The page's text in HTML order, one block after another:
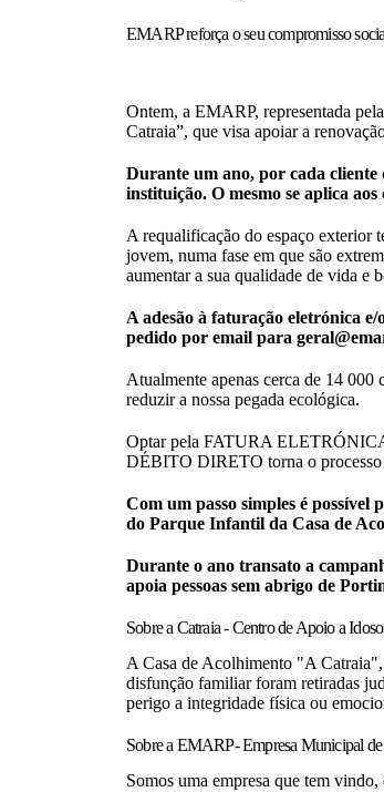
EMARP reforça o seu compromisso
Ontem, a EMARP, representada
Catraia”, que visa apoiar a
Durante um ano, por cada cliente
instituição. O mesmo se aplica
A requalificação do espaço exterior
jovem, numa fase em que são
aumentar a sua qualidade de vida e
A adesão à faturação eletrónica
pedido por email para
Atualmente apenas cerca de 14
reduzir a nossa pegada ecológica.
Optar pela FATURA ELETRÓNICA
DÉBITO DIRETO torna o processo
Com um passo simples é
do Parque Infantil da Casa de
Durante o ano transato a
apoia pessoas sem abrigo de
Sobre a Catraia - Centro de Apoio a
A Casa de Acolhimento "A Catraia",
disfunção familiar foram retiradas
perigo a integridade física ou
Sobre a EMARP- Empresa Municipal
Somos uma empresa que tem